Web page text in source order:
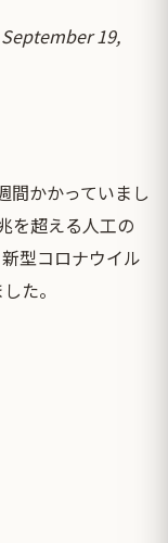
September 19,
間かかっていまし
を超える人工の
型コロナウイル
た。